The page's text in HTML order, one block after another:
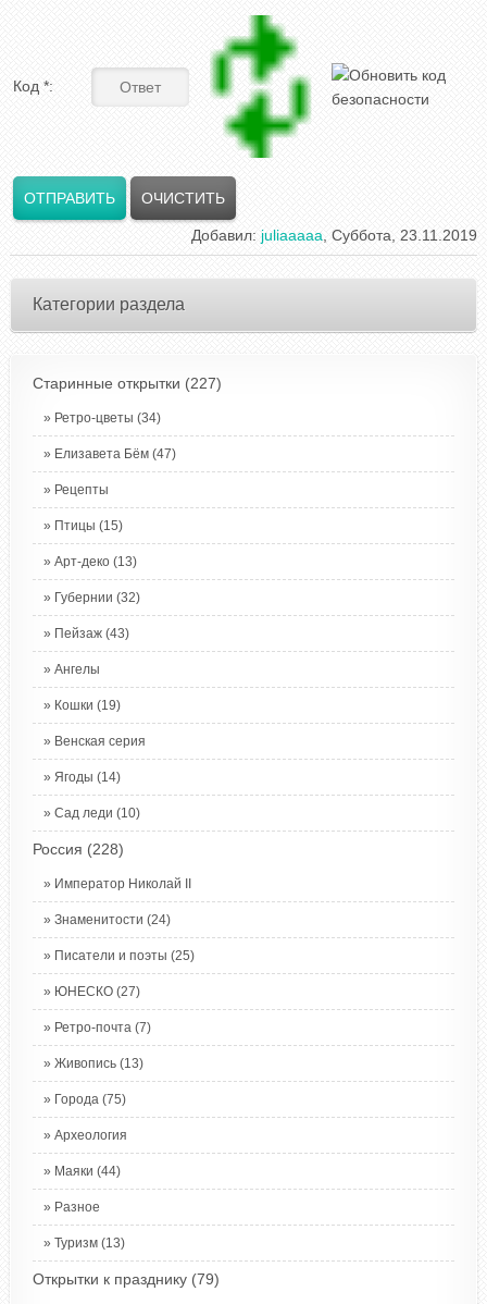
Код *:
Добавил:juliaaaaa , Суббота, 23.11.2019
Категории раздела
Старинные открытки (227)
Ретро-цветы (34)
Елизавета Бём (47)
Рецепты
Птицы (15)
Арт-деко (13)
Губернии (32)
Пейзаж (43)
Ангелы
Кошки (19)
Венская серия
Ягоды (14)
Сад леди (10)
Россия (228)
Император Николай II
Знаменитости (24)
Писатели и поэты (25)
ЮНЕСКО (27)
Ретро-почта (7)
Живопись (13)
Города (75)
Археология
Маяки (44)
Разное
Туризм (13)
Открытки к празднику (79)